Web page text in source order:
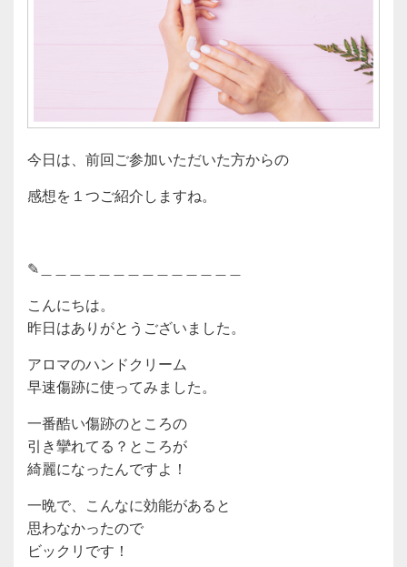
今日は、前回ご参加いただいた方からの
感想を１つご紹介しますね。
✎︎＿＿＿＿＿＿＿＿＿＿＿＿＿＿
こんにちは。
昨日はありがとうございました。
アロマのハンドクリーム
早速傷跡に使ってみました。
一番酷い傷跡のところの
引き攣れてる？ところが
綺麗になったんですよ！
一晩で、こんなに効能があると
思わなかったので
ビックリです！